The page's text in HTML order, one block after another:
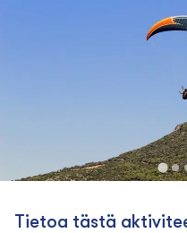
Tietoa tästä